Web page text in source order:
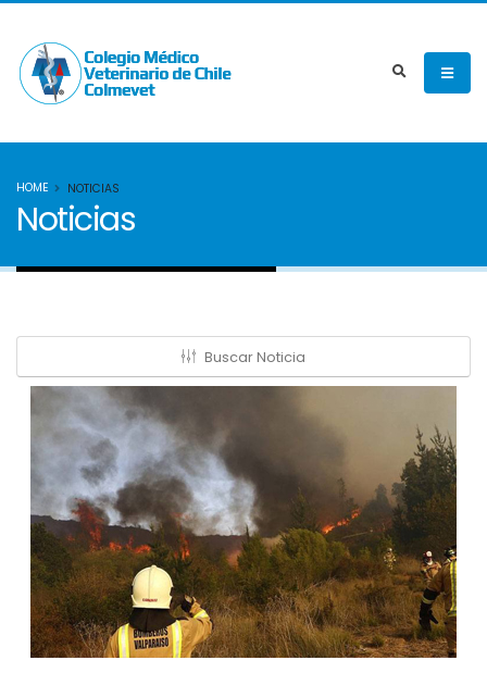
HOME NOTICIAS
Noticias
Buscar Noticia